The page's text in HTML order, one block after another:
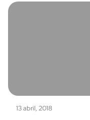
13 abril, 2018